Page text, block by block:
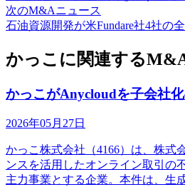
次のM&Aニュース
石油資源開発が米Fundare社4社の
かっこに関連する
かっこがAnycloudを子会社
2026年05月27日
かっこ株式会社（4166）は、株式
ンスを活用したオンライン取引の
主力事業とする企業。本件は、生